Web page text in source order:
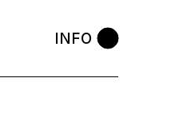
INFO